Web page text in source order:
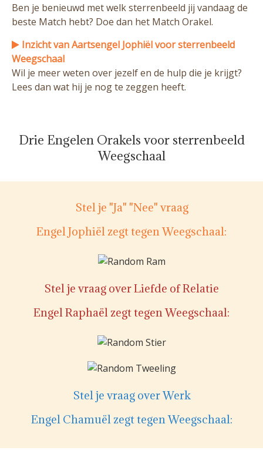
Ben je benieuwd met welk sterrenbeeld jij vandaag de
beste Match hebt? Doe dan het Match Orakel.
Inzicht van Aartsengel Jophiël voor sterrenbeeld
Weegschaal
Wil je meer weten over jezelf en de hulp die je krijgt?
Lees dan wat hij je nog te zeggen heeft.
Drie Engelen Orakels voor sterrenbeeld
Weegschaal
Stel je "Ja" "Nee" vraag
Engel Jophiël zegt tegen Weegschaal:
Stel je vraag over Liefde of Relatie
Engel Raphaël zegt tegen Weegschaal:
Stel je vraag over Werk
Engel Chamuël zegt tegen Weegschaal: